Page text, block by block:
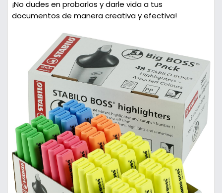
¡No dudes en probarlos y darle vida a tus
documentos de manera creativa y efectiva!